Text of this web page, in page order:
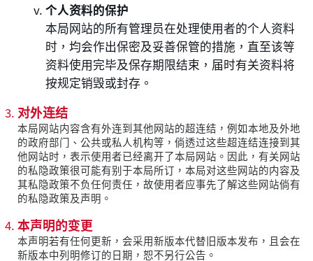
个人资料的保护
本局网站的所有管理员在处理使用者的个人资料
时，均会作出保密及妥善保管的措施，直至该等
资料使用完毕及保存期限结束，届时有关资料将
按规定销毁或封存。
对外连结
本局网站内容含有外连到其他网站的超连结，例如本地及外地
的政府部门、公共或私人机构等，倘透过这些超连结连接到其
他网站时，表示使用者已经离开了本局网站。因此，有关网站
的私隐政策很可能有别于本局所订，本局对这些网站的内容及
其私隐政策不负任何责任，故使用者应事先了解这些网站倘有
的私隐政策及声明。
本声明的变更
本声明若有任何更新，会采用新版本代替旧版本发布，且会在
新版本中列明修订的日期，恕不另行公告。